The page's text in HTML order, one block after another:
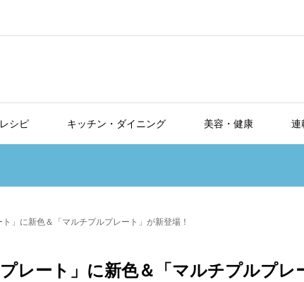
レシピ キッチン・ダイニング 美容・健康 連
」に新色＆「マルチプルプレート」が新登場！
レート」に新色＆「マルチプルプレ